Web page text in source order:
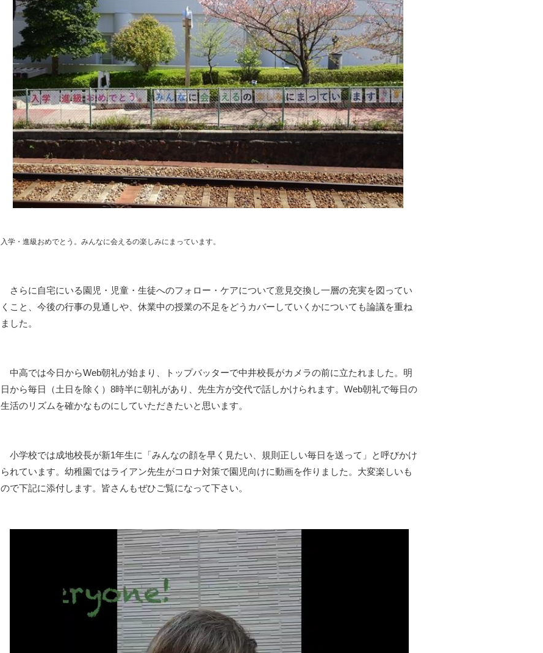
入学・進級おめでとう。みんなに会えるの楽しみにまっています。
さらに自宅にいる園児・児童・生徒へのフォロー・ケアについて意見交換し一層の充実を図ってい
くこと、今後の行事の見通しや、休業中の授業の不足をどうカバーしていくかについても論議を重ね
ました。
中高では今日からWeb朝礼が始まり、トップバッターで中井校長がカメラの前に立たれました。明
日から毎日（土日を除く）8時半に朝礼があり、先生方が交代で話しかけられます。Web朝礼で毎日の
生活のリズムを確かなものにしていただきたいと思います。
小学校では成地校長が新1年生に「みんなの顔を早く見たい、規則正しい毎日を送って」と呼びかけ
られています。幼稚園ではライアン先生がコロナ対策で園児向けに動画を作りました。大変楽しいも
ので下記に添付します。皆さんもぜひご覧になって下さい。